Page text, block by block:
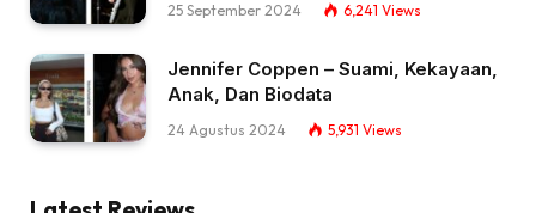
25 September 2024 6,241 Views
Jennifer Coppen – Suami, Kekayaan,
Anak, Dan Biodata
24 Agustus 2024 5,931 Views